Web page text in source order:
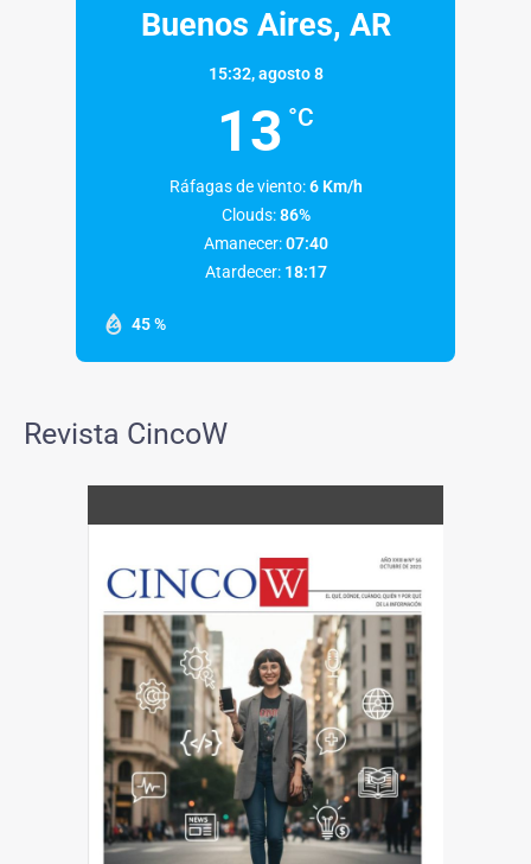
Buenos Aires, AR
15:32,agosto 8
13 °C
45 %
Ráfagas de viento: 6 Km/h
Clouds: 86%
Amanecer: 07:40
Atardecer: 18:17
Revista CincoW